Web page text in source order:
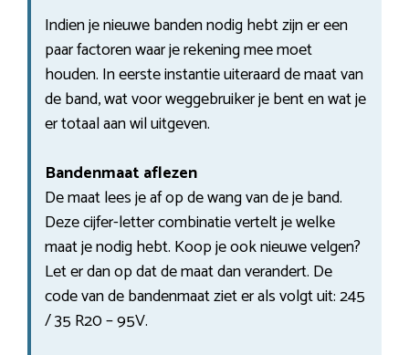
Indien je nieuwe banden nodig hebt zijn er een
paar factoren waar je rekening mee moet
houden. In eerste instantie uiteraard de maat van
de band, wat voor weggebruiker je bent en wat je
er totaal aan wil uitgeven.
Bandenmaat aflezen
De maat lees je af op de wang van de je band.
Deze cijfer-letter combinatie vertelt je welke
maat je nodig hebt. Koop je ook nieuwe velgen?
Let er dan op dat de maat dan verandert. De
code van de bandenmaat ziet er als volgt uit: 245
/ 35 R20 – 95V.